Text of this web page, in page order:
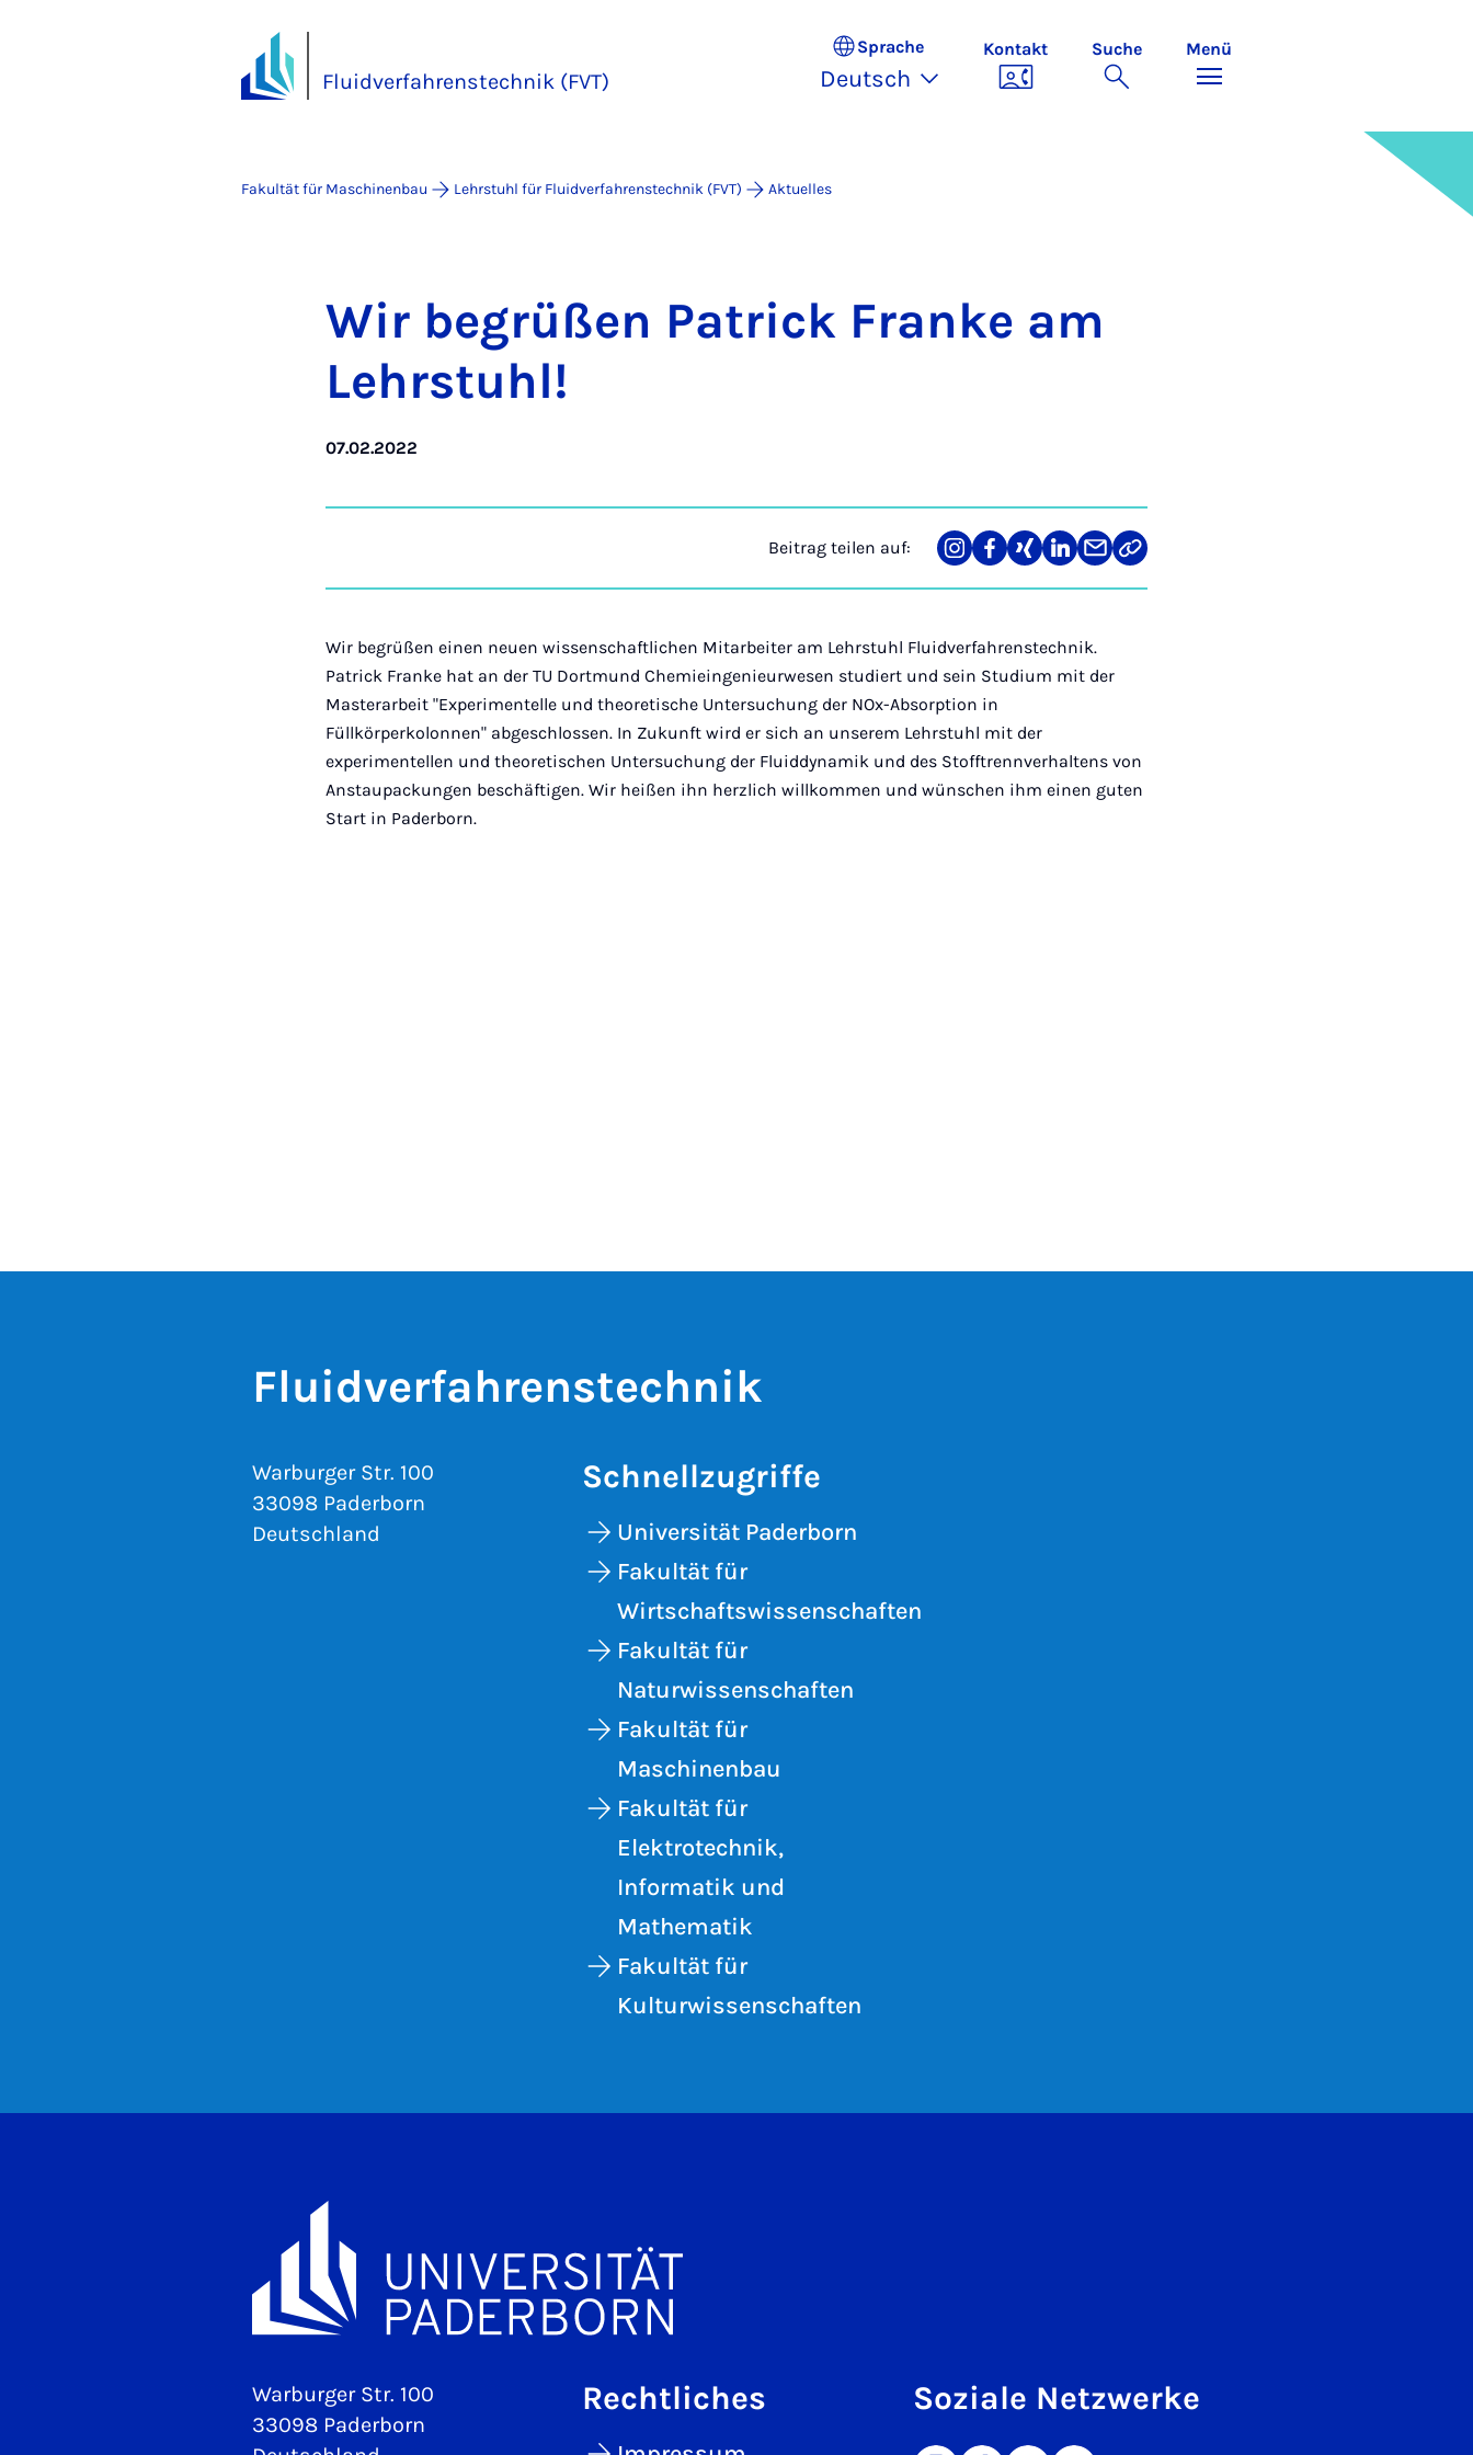
Fluidverfahrenstechnik (FVT)
Sprache
Deutsch
Kontakt Suche Menü
Fakultät für Maschinenbau Lehrstuhl für Fluidverfahrenstechnik (FVT) Aktuelles
Wir be­grü­ßen Pa­trick Fran­ke am
Lehr­stuhl!
07.02.2022
Beitrag teilen auf:
Teilen
auf
Teilen
auf
Teilen
auf
Teilen
auf
Teilen
über
Link
kopieren
Wir begrüßen einen neuen wissenschaftlichen Mitarbeiter am Lehrstuhl Fluidverfahrenstechnik.
Patrick Franke hat an der TU Dortmund Chemieingenieurwesen studiert und sein Studium mit der
Masterarbeit "Experimentelle und theoretische Untersuchung der NOx-Absorption in
Füllkörperkolonnen" abgeschlossen. In Zukunft wird er sich an unserem Lehrstuhl mit der
experimentellen und theoretischen Untersuchung der Fluiddynamik und des Stofftrennverhaltens von
Anstaupackungen beschäftigen. Wir heißen ihn herzlich willkommen und wünschen ihm einen guten
Start in Paderborn.
Fluidverfahrenstechnik
Warburger Str. 100
33098 Paderborn
Deutschland
Schnellzugriffe
Universität Paderborn
Fakultät für
Wirtschaftswissenschaften
Fakultät für
Naturwissenschaften
Fakultät für
Maschinenbau
Fakultät für
Elektrotechnik,
Informatik und
Mathematik
Fakultät für
Kulturwissenschaften
Warburger Str. 100
33098 Paderborn
Rechtliches Soziale Netzwerke